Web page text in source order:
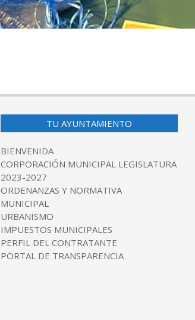
TU AYUNTAMIENTO
BIENVENIDA
CORPORACIÓN MUNICIPAL LEGISLATURA
2023-2027
ORDENANZAS Y NORMATIVA
MUNICIPAL
URBANISMO
IMPUESTOS MUNICIPALES
PERFIL DEL CONTRATANTE
PORTAL DE TRANSPARENCIA